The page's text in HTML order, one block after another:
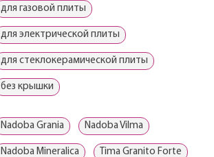
для газовой плиты
для электрической плиты
для стеклокерамической плиты
без крышки
Nadoba Grania Nadoba Vilma
Nadoba Mineralica Tima Granito Forte